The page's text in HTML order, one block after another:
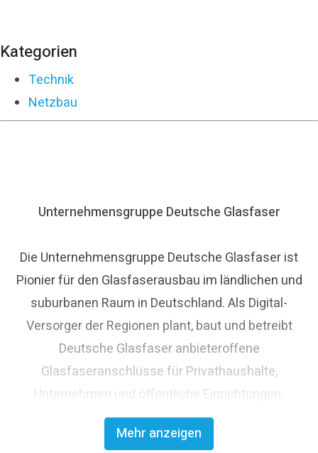
Kategorien
Technik
Netzbau
Unternehmensgruppe Deutsche Glasfaser
Die Unternehmensgruppe Deutsche Glasfaser ist
Pionier für den Glasfaserausbau im ländlichen und
suburbanen Raum in Deutschland. Als Digital-
Versorger der Regionen plant, baut und betreibt
Deutsche Glasfaser anbieteroffene
Glasfaseranschlüsse für Privathaushalte,
Unternehmen und öffentliche Einrichtungen.
Deutsche Glasfaser strebt den flächendeckenden
Glasfaserausbau an und trägt damit maßgeblich
Mehr anzeigen